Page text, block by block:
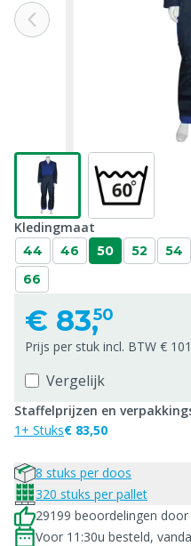
Kledingmaat
44 46 50 52 54
66
€ 83,50
Prijs per stuk incl. BTW €
Vergelijk
Staffelprijzen en
1+ Stuks€ 83,50
8 stuks per doos
320 stuks per pallet
29199 beoordelingen
Voor 11:30u besteld,